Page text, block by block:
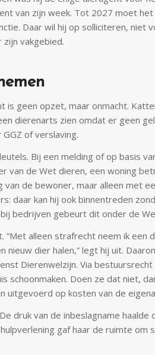
van zijn week. Tot 2027 moet
Daar wil hij op solliciteren, niet
zijn vakgebied.
is geen opzet, maar onmacht.
dierenarts zien omdat er geen
of verslaving.
Bij een melding of op basis
van de Wet dieren, een woning
de bewoner, maar alleen met
daar kan hij ook binnentreden
bedrijven gebeurt dit onder de
alleen strafrecht neem ik een
nieuw dier halen,” legt hij uit.
Dierenwelzijn. Via bestuursrecht
schoonmaken. Doen ze dat niet,
uitgevoerd op kosten van de
druk van de inbeslagname haalde
gaf haar de ruimte om